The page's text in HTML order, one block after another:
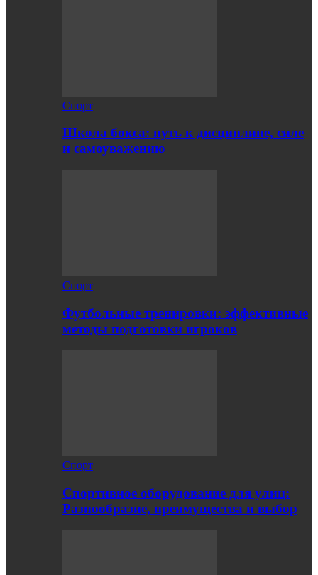
Спорт
Школа бокса: путь к дисциплине, силе
и самоуважению
Спорт
Футбольные тренировки: эффективные
методы подготовки игроков
Спорт
Спортивное оборудование для улиц:
Разнообразие, преимущества и выбор